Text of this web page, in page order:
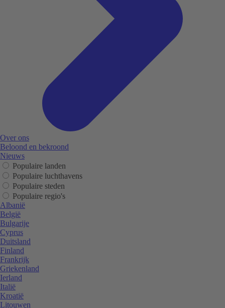
Over ons
Beloond en bekroond
Nieuws
Populaire landen
Populaire luchthavens
Populaire steden
Populaire regio's
Albanië
België
Bulgarije
Cyprus
Duitsland
Finland
Frankrijk
Griekenland
Ierland
Italië
Kroatië
Litouwen